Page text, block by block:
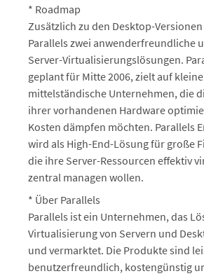
* Roadmap
Zusätzlich zu den Desktop-
Parallels zwei anwenderfreundliche
Server-Virtualisierungslösungen.
geplant für Mitte 2006, zielt auf
mittelständische Unternehmen, die
ihrer vorhandenen Hardware
Kosten dämpfen möchten. Parallels
wird als High-End-Lösung für große
die ihre Server-Ressourcen effektiv
zentral managen wollen.
* Über Parallels
Parallels ist ein Unternehmen, das
Virtualisierung von Servern und
und vermarktet. Die Produkte sind
benutzerfreundlich, kostengünstig